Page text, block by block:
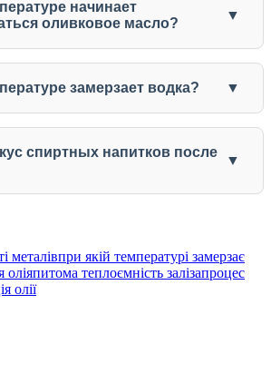
начинает
оливковое масло?
замерзает водка?
спиртных напитков после
металівпри якій температурі замерзає
оліяпитома теплоємність залізапроцес
олії